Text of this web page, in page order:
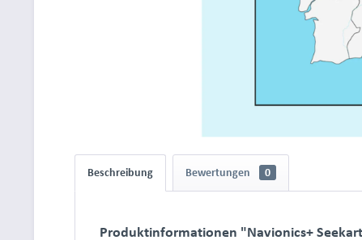
Beschreibung Bewertungen 0
Produktinformationen "Navionics+